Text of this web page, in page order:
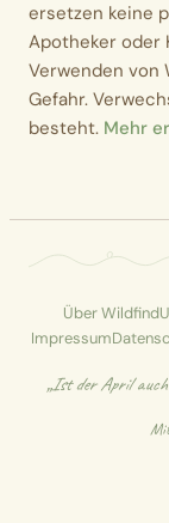
ersetzen keine
Apotheker oder
Verwenden von
Gefahr.
besteht. Mehr
Über Wildfind
Impressum
„Ist der April